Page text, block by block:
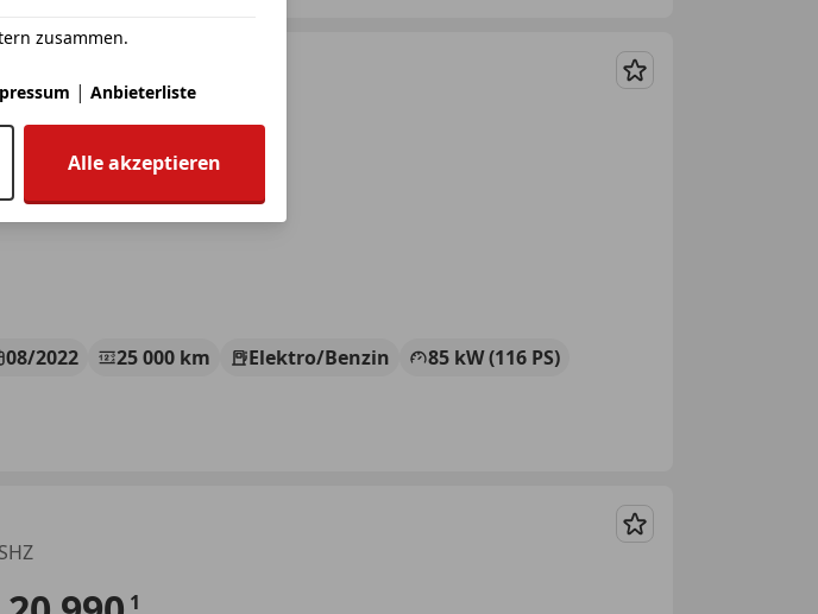
Merken
€ 18 990
08/2022 25 000 km Elektro/Benzin
85 kW (116 PS)
Merken
1
zusammen.
| Anbieterliste
Alle akzeptieren